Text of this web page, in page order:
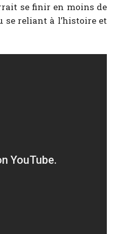
se finir en moins de
se reliant à l’histoire et